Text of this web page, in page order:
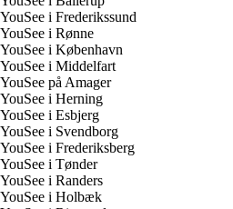
YouSee i Frederikssund
YouSee i Rønne
YouSee i København
YouSee i Middelfart
YouSee på Amager
YouSee i Herning
YouSee i Esbjerg
YouSee i Svendborg
YouSee i Frederiksberg
YouSee i Tønder
YouSee i Randers
YouSee i Holbæk